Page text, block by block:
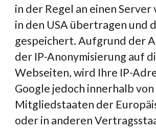
in der Regel an einen Server
in den USA übertragen und
gespeichert. Aufgrund der
der IP-Anonymisierung auf
Webseiten, wird Ihre IP-
Google jedoch innerhalb von
Mitgliedstaaten der
oder in anderen